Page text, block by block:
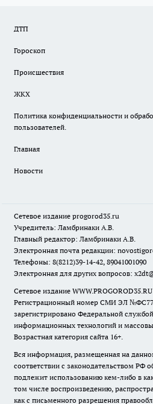
ДТП
Гороскоп
Происшествия
ЖКХ
Политика конфиденциальности и
пользователей.
Главная
Новости
Сетевое издание progorod35.ru
Учредитель: Ламбринаки А.В.
Главный редактор: Ламбринаки А.В.
Электронная почта редакции:
Телефоны: 8(8212)39-14-42, 89041001090
Электронная для других вопросов:
Сетевое издание
Регистрационный номер СМИ ЭЛ №ФС77-
зарегистрировано Федеральной
информационных технологий и
Возрастная категория сайта 16+.
Вся информация, размещенная на
соответствии с законодательством РФ
подлежит использованию кем-либо в
том числе воспроизведению,
как с письменного разрешения